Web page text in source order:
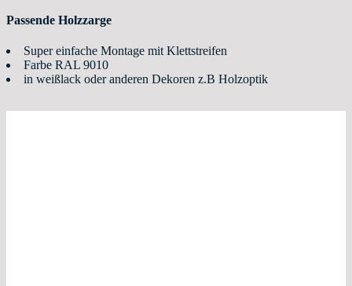
Passende Holzzarge
Super einfache Montage mit Klettstreifen
Farbe RAL 9010
in weißlack oder anderen Dekoren z.B Holzoptik